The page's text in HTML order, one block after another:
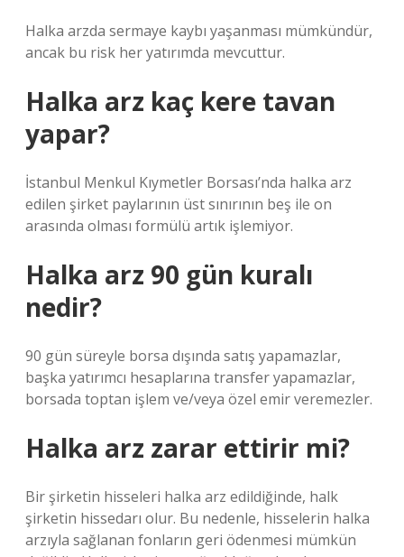
Halka arzda sermaye kaybı yaşanması mümkündür,
ancak bu risk her yatırımda mevcuttur.
Halka arz kaç kere tavan
yapar?
İstanbul Menkul Kıymetler Borsası’nda halka arz
edilen şirket paylarının üst sınırının beş ile on
arasında olması formülü artık işlemiyor.
Halka arz 90 gün kuralı
nedir?
90 gün süreyle borsa dışında satış yapamazlar,
başka yatırımcı hesaplarına transfer yapamazlar,
borsada toptan işlem ve/veya özel emir veremezler.
Halka arz zarar ettirir mi?
Bir şirketin hisseleri halka arz edildiğinde, halk
şirketin hissedarı olur. Bu nedenle, hisselerin halka
arzıyla sağlanan fonların geri ödenmesi mümkün